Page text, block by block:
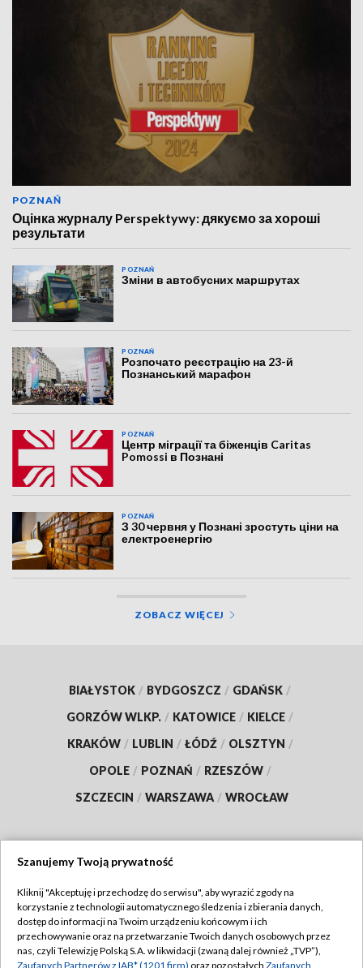
POZNAŃ
Оцінка журналу Perspektywy: дякуємо за хороші
результати
POZNAŃ
Зміни в автобусних маршрутах
POZNAŃ
Розпочато реєстрацію на 23-й
Познанський марафон
POZNAŃ
Центр міграції та біженців Caritas
Pomossi в Познані
POZNAŃ
З 30 червня у Познані зростуть ціни на
електроенергію
ZOBACZ WIĘCEJ
BIAŁYSTOK / BYDGOSZCZ / GDAŃSK /
GORZÓW WLKP. / KATOWICE / KIELCE /
KRAKÓW / LUBLIN / ŁÓDŹ / OLSZTYN /
OPOLE / POZNAŃ / RZESZÓW /
SZCZECIN / WARSZAWA / WROCŁAW
TVP
Abonament TVP
Emisja w TVP
Regulamin TVP
Szanujemy Twoją prywatność
Kliknij "Akceptuję i przechodzę do serwisu", aby wyrazić zgody na
korzystanie z technologii automatycznego śledzenia i zbierania danych,
dostęp do informacji na Twoim urządzeniu końcowym i ich
przechowywanie oraz na przetwarzanie Twoich danych osobowych przez
nas, czyli Telewizję Polską S.A. w likwidacji (zwaną dalej również „TVP”),
Zaufanych Partnerów z IAB* (1201 firm) oraz pozostałych Zaufanych